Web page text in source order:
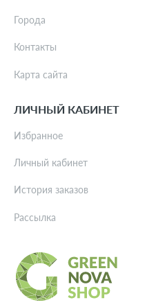
Города
Контакты
Карта сайта
ЛИЧНЫЙ КАБИНЕТ
Избранное
Личный кабинет
История заказов
Рассылка